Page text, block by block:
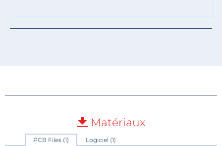
Matériaux
PCB Files (1) Logiciel (1)